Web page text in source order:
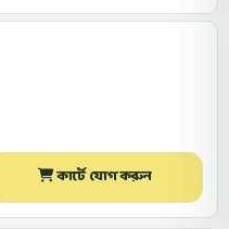
কার্টে যোগ করুন